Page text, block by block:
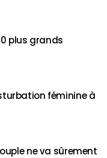
plus grands
féminine à
ne va sûrement